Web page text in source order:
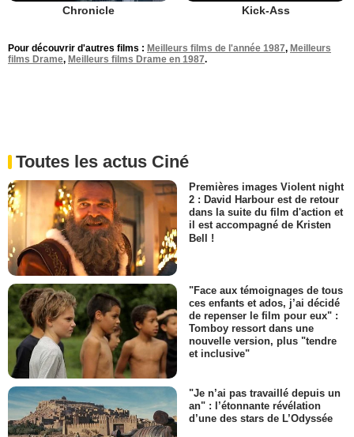
Chronicle Kick-Ass
Pour découvrir d'autres films : Meilleurs films de l'année 1987, Meilleurs
films Drame, Meilleurs films Drame en 1987.
Toutes les actus Ciné
Premières images Violent night
2 : David Harbour est de retour
dans la suite du film d'action et
il est accompagné de Kristen
Bell !
"Face aux témoignages de tous
ces enfants et ados, j’ai décidé
de repenser le film pour eux" :
Tomboy ressort dans une
nouvelle version, plus "tendre
et inclusive"
"Je n’ai pas travaillé depuis un
an" : l’étonnante révélation
d’une des stars de L’Odyssée